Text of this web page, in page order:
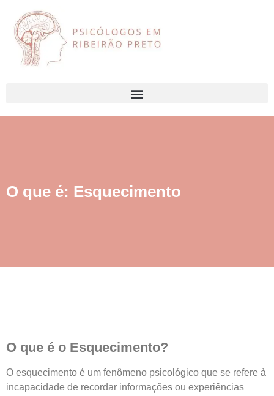
O que é: Esquecimento
O que é o Esquecimento?
O esquecimento é um fenômeno psicológico que se refere à
incapacidade de recordar informações ou experiências